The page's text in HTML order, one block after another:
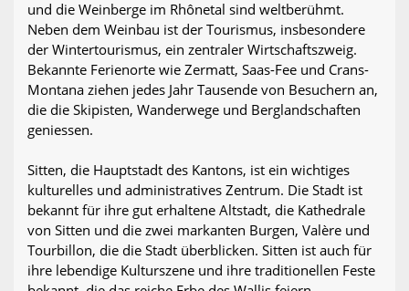
und die Weinberge im Rhônetal sind weltberühmt.
Neben dem Weinbau ist der Tourismus, insbesondere
der Wintertourismus, ein zentraler Wirtschaftszweig.
Bekannte Ferienorte wie Zermatt, Saas-Fee und Crans-
Montana ziehen jedes Jahr Tausende von Besuchern an,
die die Skipisten, Wanderwege und Berglandschaften
geniessen.
Sitten, die Hauptstadt des Kantons, ist ein wichtiges
kulturelles und administratives Zentrum. Die Stadt ist
bekannt für ihre gut erhaltene Altstadt, die Kathedrale
von Sitten und die zwei markanten Burgen, Valère und
Tourbillon, die die Stadt überblicken. Sitten ist auch für
ihre lebendige Kulturszene und ihre traditionellen Feste